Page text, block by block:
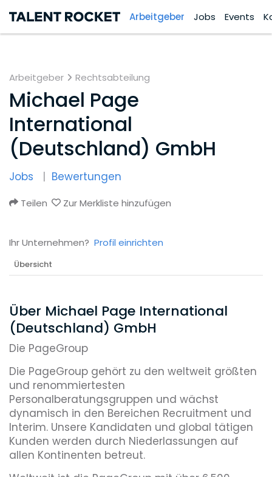
Arbeitgeber Jobs Events
Arbeitgeber Rechtsabteilung
Michael Page
International
(Deutschland) GmbH
Jobs Bewertungen
Teilen Zur Merkliste hinzufügen
Ihr Unternehmen? Profil einrichten
Übersicht
Über Michael Page International
(Deutschland) GmbH
Die PageGroup
Die PageGroup gehört zu den weltweit größten
und renommiertesten
Personalberatungsgruppen und wächst
dynamisch in den Bereichen Recruitment und
Interim. Unsere Kandidaten und global tätigen
Kunden werden durch Niederlassungen auf
allen Kontinenten betreut.